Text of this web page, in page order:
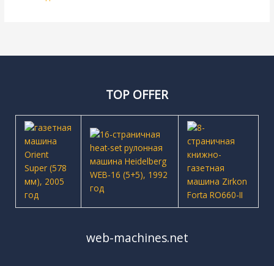
TOP OFFER
web-machines.net